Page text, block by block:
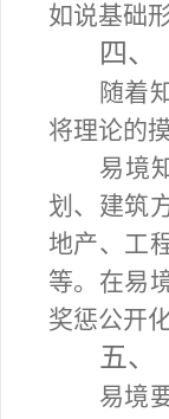
如说基础
四、
随着
将理论的
易境
划、建筑
地产、工
等。在易
奖惩公开
五、
易境